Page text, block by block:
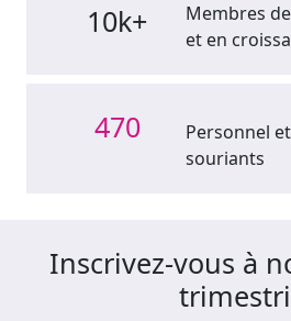
10k+
Membres
et en
470
Personnel
souriants
Inscrivez-vous à